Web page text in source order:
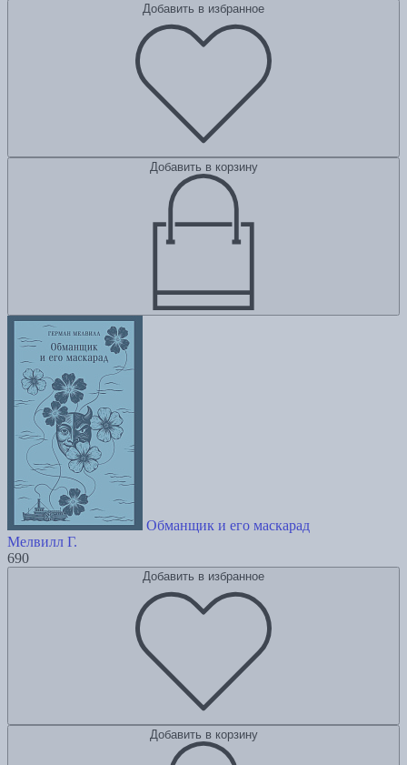
Добавить в избранное
Добавить в корзину
Обманщик и его маскарад
Мелвилл Г.
690
Добавить в избранное
Добавить в корзину